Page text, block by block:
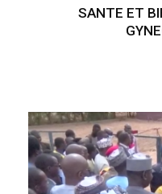
SANTE ET